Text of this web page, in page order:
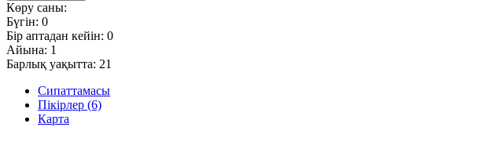
Көру саны:
Бүгін: 0
Бір аптадан кейін: 0
Айына: 1
Барлық уақытта: 21
Сипаттамасы
Пікірлер (6)
Карта